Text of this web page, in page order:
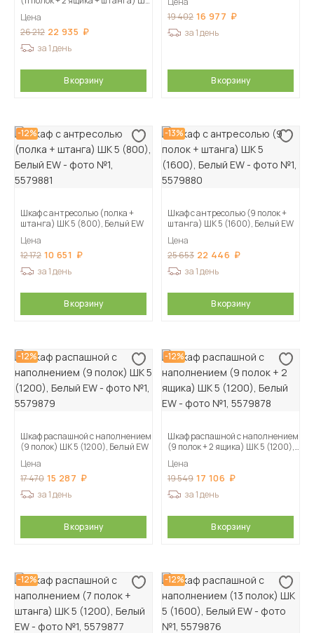
Цена
26 212 22 935
за 1 день
В корзину
19 402 16 977
за 1 день
В корзину
-12%
Шкаф с антресолью (полка +
штанга) ШК 5 (800), Белый EW
Цена
12 172 10 651
за 1 день
В корзину
-13%
Шкаф с антресолью (9 полок +
штанга) ШК 5 (1600), Белый EW
Цена
25 653 22 446
за 1 день
В корзину
-12%
Шкаф распашной с наполнением
(9 полок) ШК 5 (1200), Белый EW
Цена
17 470 15 287
за 1 день
В корзину
-12%
Шкаф распашной с наполнением
(9 полок + 2 ящика) ШК 5 (1200),
Цена
19 549 17 106
за 1 день
В корзину
-12% -12%